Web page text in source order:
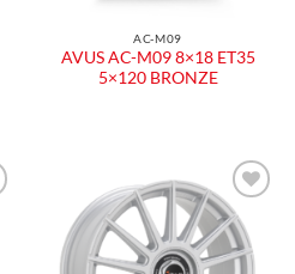
AC-M09
AVUS AC-M09 8×18 ET35
5×120 BRONZE
Aggiungi
alla lista
dei
desideri